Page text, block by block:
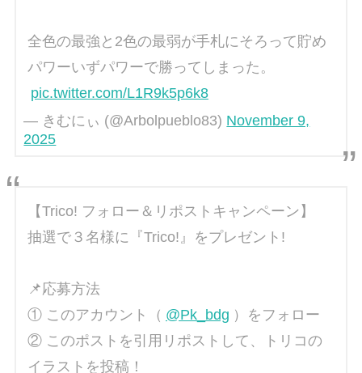
全色の最強と2色の最弱が手札にそろって貯め
パワーいずパワーで勝ってしまった。
pic.twitter.com/L1R9k5p6k8
— きむにぃ (@Arbolpueblo83) November 9,
2025
【Trico! フォロー＆リポストキャンペーン】
抽選で３名様に『Trico!』をプレゼント!
📌応募方法
① このアカウント（ @Pk_bdg ）をフォロー
② このポストを引用リポストして、トリコの
イラストを投稿！